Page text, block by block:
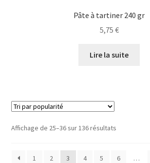
Pâte à tartiner 240 gr
5,75 €
Lire la suite
Affichage de 25–36 sur 136 résultats
1 2 3 4 5 6 …